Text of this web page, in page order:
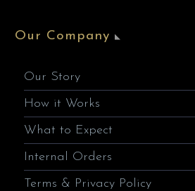
Our Company
Our Story
How it Works
What to Expect
Internal Orders
Terms & Privacy Policy